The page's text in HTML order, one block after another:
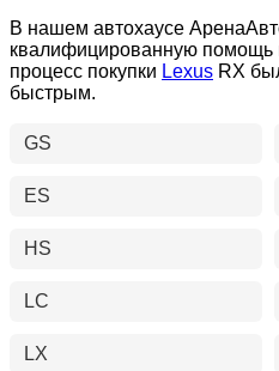
В нашем автохаусе
квалифицированную помощь
процесс покупки Lexus RX
быстрым.
GS
ES
HS
LC
LX